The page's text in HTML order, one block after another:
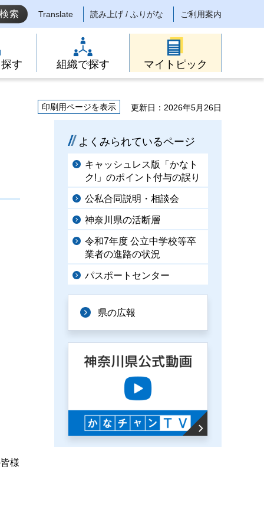
Translate 読み上げ / ふりがな ご利用案内
す 組織で探す マイトピック
印刷用ページを表示 更新日：2026年5月26日
様
よくみられているページ
キャッシュレス版「かなト
ク!」のポイント付与の誤り
公私合同説明・相談会
神奈川県の活断層
令和7年度 公立中学校等卒
業者の進路の状況
パスポートセンター
県の広報